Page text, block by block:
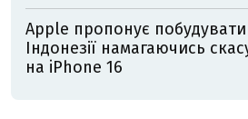
Apple пропонує
Індонезії намагаючись
на iPhone 16